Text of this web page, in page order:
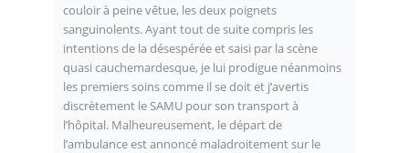
couloir à peine vêtue, les deux poignets
sanguinolents. Ayant tout de suite compris les
intentions de la désespérée et saisi par la scène
quasi cauchemardesque, je lui prodigue néanmoins
les premiers soins comme il se doit et j’avertis
discrètement le SAMU pour son transport à
l’hôpital. Malheureusement, le départ de
l’ambulance est annoncé maladroitement sur le